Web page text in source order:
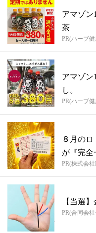
アマゾン
茶
PR(ハーブ
アマゾン
し。
PR(ハーブ
８月の
が『完全
PR(株式会
【当選
PR(合同会